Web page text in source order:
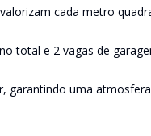
cada metro
total e 2 vagas de
garantindo uma